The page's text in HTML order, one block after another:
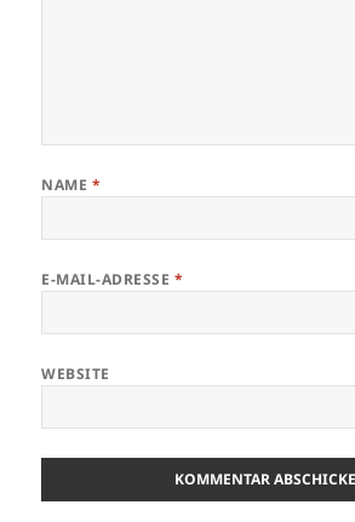
NAME *
E-MAIL-ADRESSE *
WEBSITE